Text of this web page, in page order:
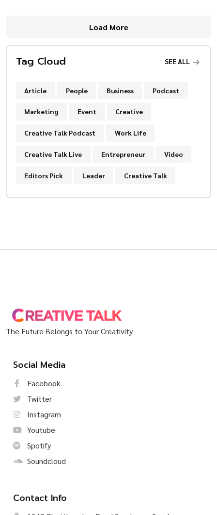
Load More
Tag Cloud SEE ALL
Article People Business Podcast
Marketing Event Creative
Creative Talk Podcast Work Life
Creative Talk Live Entrepreneur Video
Editors Pick Leader Creative Talk
The Future Belongs to Your Creativity
Social Media
Facebook
Twitter
Instagram
Youtube
Spotify
Soundcloud
Contact Info